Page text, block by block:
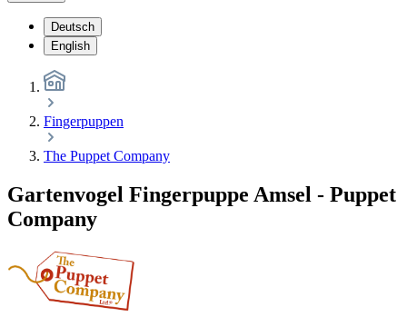
Deutsch
English
Fingerpuppen
The Puppet Company
Gartenvogel Fingerpuppe Amsel - Puppet
Company